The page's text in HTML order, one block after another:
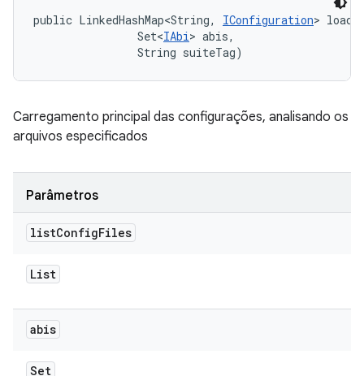
public LinkedHashMap<String, IConfiguration>
                Set<
IAbi> abis,
                String suiteTag)
Carregamento principal das configurações, analisando os
arquivos especificados
Parâmetros
listConfigFiles
List
abis
Set